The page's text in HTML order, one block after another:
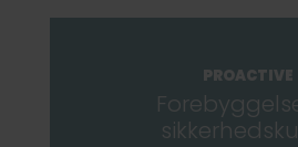
PROACTIVE